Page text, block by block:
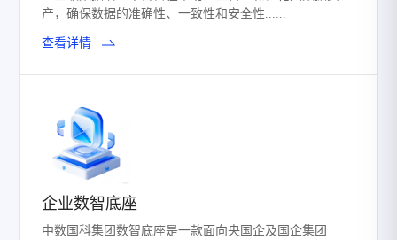
产，确保数据的准确性、一致性和安全性......
查看详情
企业数智底座
中数国科集团数智底座是一款面向央国企及国企集团